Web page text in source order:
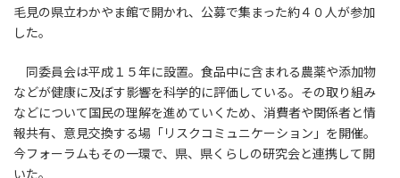
毛見の県立わかやま館で開かれ、公募で集まった約４０人が参加
した。
同委員会は平成１５年に設置。食品中に含まれる農薬や添加物
などが健康に及ぼす影響を科学的に評価している。その取り組み
などについて国民の理解を進めていくため、消費者や関係者と情
報共有、意見交換する場「リスクコミュニケーション」を開催。
今フォーラムもその一環で、県、県くらしの研究会と連携して開
いた。